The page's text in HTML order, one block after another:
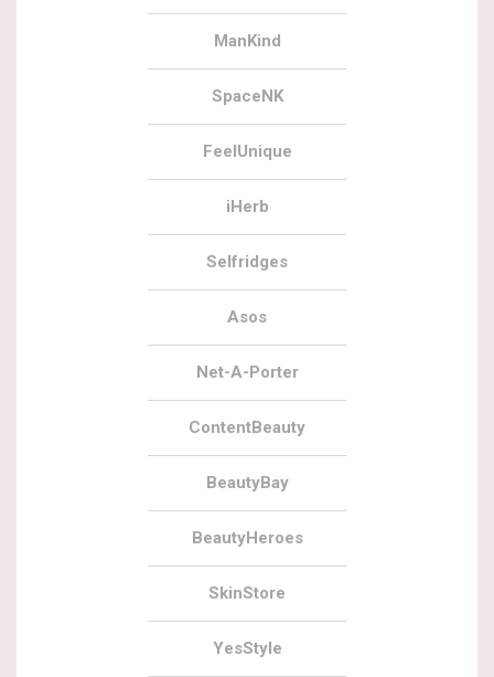
ManKind
SpaceNK
FeelUnique
iHerb
Selfridges
Asos
Net-A-Porter
ContentBeauty
BeautyBay
BeautyHeroes
SkinStore
YesStyle